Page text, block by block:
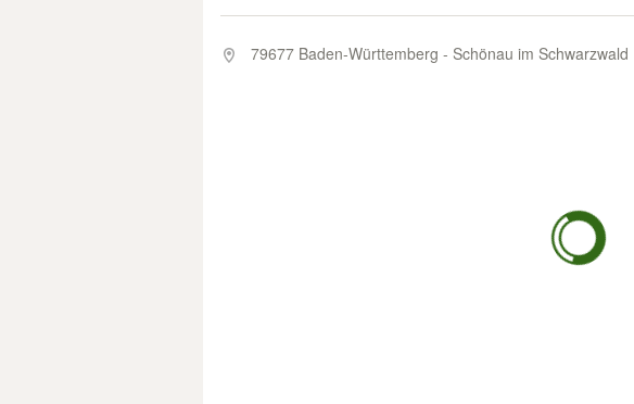
79677 Baden-Württemberg - Schönau im Schwarzwald